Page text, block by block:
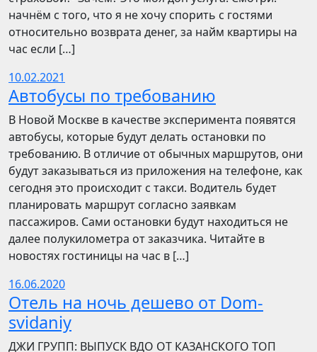
начнём с того, что я не хочу спорить с гостями
относительно возврата денег, за найм квартиры на
час если […]
10.02.2021
Автобусы по требованию
В Новой Москве в качестве эксперимента появятся
автобусы, которые будут делать остановки по
требованию. В отличие от обычных маршрутов, они
будут заказываться из приложения на телефоне, как
сегодня это происходит с такси. Водитель будет
планировать маршрут согласно заявкам
пассажиров. Сами остановки будут находиться не
далее полукилометра от заказчика. Читайте в
новостях гостиницы на час в […]
16.06.2020
Отель на ночь дешево от Dom-
svidaniy
​​ДЖИ ГРУПП: ВЫПУСК ВДО ОТ КАЗАНСКОГО ТОП